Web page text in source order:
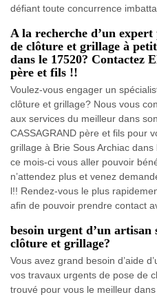
défiant toute concurrence
A la recherche d’un
de clôture et grillage à
dans le 17520? Contactez
père et fils !!
Voulez-vous engager un
clôture et grillage? Nous vous
aux services du meilleur dans
CASSAGRAND père et fils pour
grillage à Brie Sous Archiac
ce mois-ci vous aller pouvoir
n’attendez plus et venez
l!! Rendez-vous le plus
afin de pouvoir prendre contact
besoin urgent d’un artisan
clôture et grillage?
Vous avez grand besoin d’aide
vos travaux urgents de pose de
trouvé pour vous le meilleur